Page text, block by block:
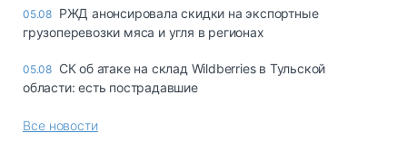
05.08 РЖД анонсировала скидки на экспортные
грузоперевозки мяса и угля в регионах
05.08 СК об атаке на склад Wildberries в Тульской
области: есть пострадавшие
Все новости